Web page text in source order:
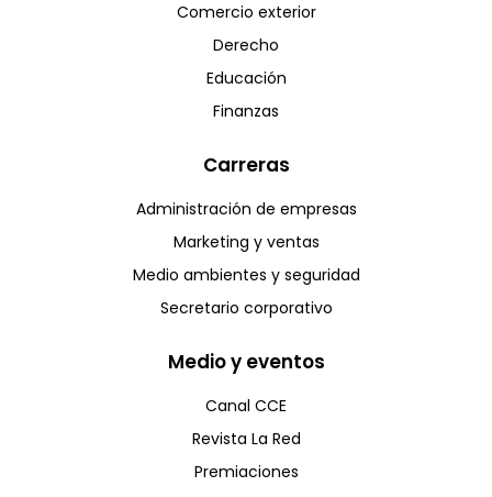
Comercio exterior
Derecho
Educación
Finanzas
Carreras
Administración de empresas
Marketing y ventas
Medio ambientes y seguridad
Secretario corporativo
Medio y eventos
Canal CCE
Revista La Red
Premiaciones